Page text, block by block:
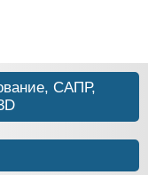
САПР,